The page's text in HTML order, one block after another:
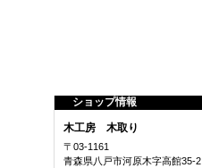
ショップ情報
木工房 木取り
〒03-1161
青森県八戸市河原木字高館35-2